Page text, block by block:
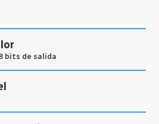
bits de salida